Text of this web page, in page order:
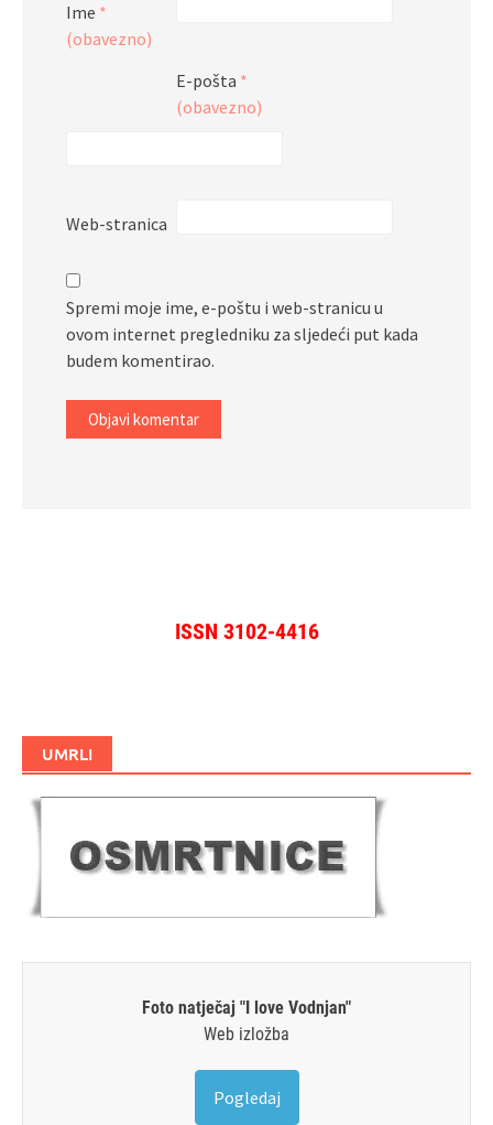
Ime *
(obavezno)
E-pošta *
(obavezno)
Web-stranica
Spremi moje ime, e-poštu i web-stranicu u
ovom internet pregledniku za sljedeći put kada
budem komentirao.
ISSN 3102-4416
UMRLI
Foto natječaj "I love Vodnjan"
Web izložba
Pogledaj